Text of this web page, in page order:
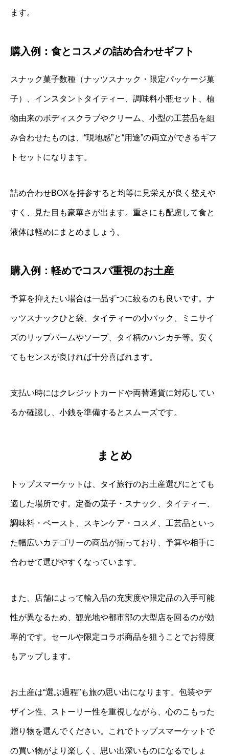
ます。
購入例：食とコスメの詰め合わせギフト
スナック菓子数種（ナッツスナック・限定パッケージ菓
子）、インスタントタイティー、調味料小瓶セット、植
物由来のボディスクラブやクリーム、小型の工芸品を組
み合わせたものは、“現地感”と“用途”の両立ができるギフ
トセットになります。
詰め合わせBOXを持参すると均等に見栄えが良く整えや
すく、見た目も豪華さが出ます。重さにも配慮して食と
液体は軽めにまとめましょう。
購入例：軽めでコスパ重視のお土産
予算を抑えたい場合は一品ずつに絞るのも良いです。ナ
ッツスナックひと袋、タイティーの小パック、ミニサイ
ズのリップバームやソープ、タイ柄のハンカチ等。安く
てもセンスが良ければ十分喜ばれます。
支払い時にはクレジットカードや両替通貨に対応してい
るか確認し、小銭を準備するとスムーズです。
まとめ
トップスマーケットは、タイ旅行のお土産選びにとても
適した場所です。定番の菓子・スナック、タイティー、
調味料・ペースト、スキンケア・コスメ、工芸品といっ
た幅広いカテゴリーの商品が揃っており、予算や相手に
合わせて選びやすくなっています。
また、店舗によって輸入品の充実度や限定品の入手可能
性が異なるため、観光地や都市部の大型店を回るのが効
率的です。セールや限定コラボ商品を狙うことでお得度
もアップします。
お土産は“選ぶ過程”も旅の思い出になります。包装やデ
ザイン性、ストーリー性を重視しながら、心のこもった
贈り物を選んでください。これでトップスマーケットで
の買い物がより楽しく、思い出深いものになるでしょ